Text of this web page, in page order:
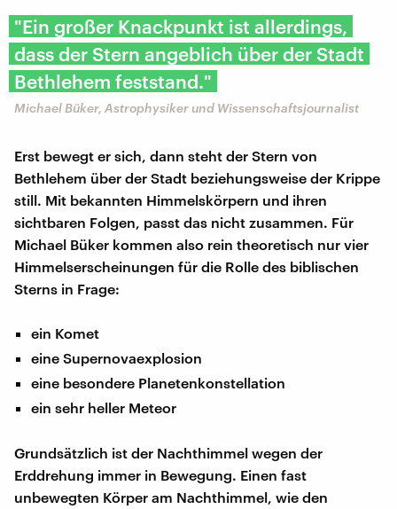
"Ein großer Knackpunkt ist allerdings,
dass der Stern angeblich über der Stadt
Bethlehem feststand."
Michael Büker, Astrophysiker und Wissenschaftsjournalist
Erst bewegt er sich, dann steht der Stern von
Bethlehem über der Stadt beziehungsweise der Krippe
still. Mit bekannten Himmelskörpern und ihren
sichtbaren Folgen, passt das nicht zusammen. Für
Michael Büker kommen also rein theoretisch nur vier
Himmelserscheinungen für die Rolle des biblischen
Sterns in Frage:
ein Komet
eine Supernovaexplosion
eine besondere Planetenkonstellation
ein sehr heller Meteor
Grundsätzlich ist der Nachthimmel wegen der
Erddrehung immer in Bewegung. Einen fast
unbewegten Körper am Nachthimmel, wie den